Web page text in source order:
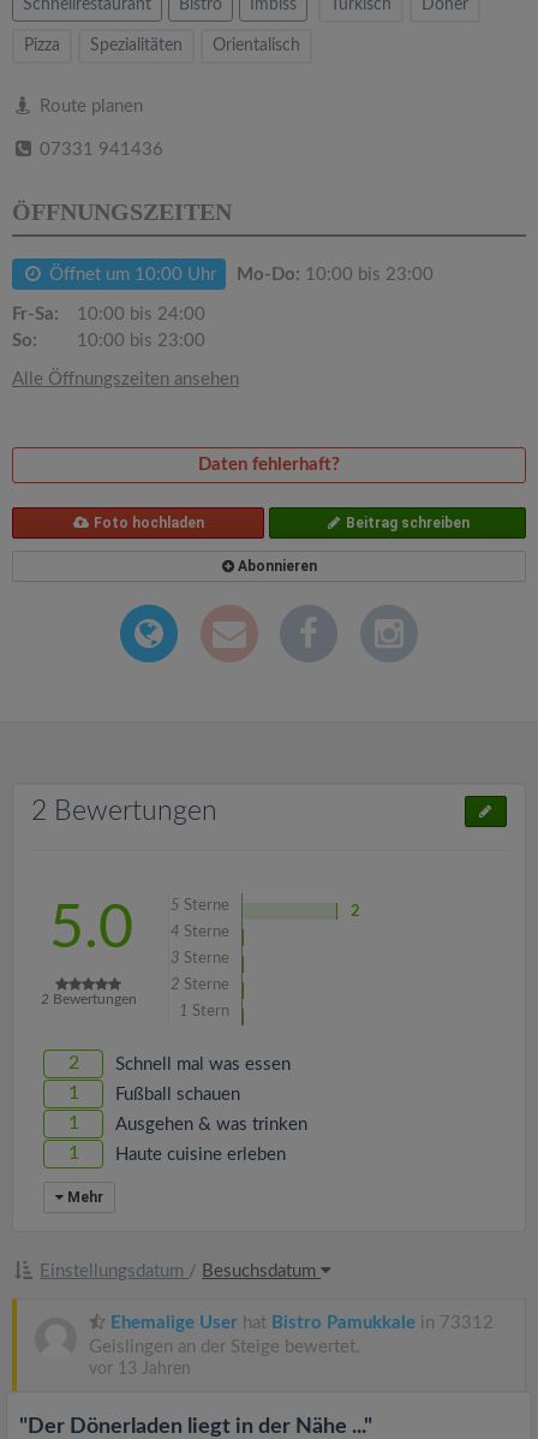
Schnellrestaurant Bistro Imbiss Türkisch Döner
Pizza Spezialitäten Orientalisch
Route planen
07331 941436
ÖFFNUNGSZEITEN
Öffnet um 10:00 Uhr Mo-Do: 10:00 bis 23:00
Fr-Sa:
10:00 bis 24:00
So:
10:00 bis 23:00
Alle Öffnungszeiten ansehen
Daten fehlerhaft?
Foto hochladen Beitrag schreiben
Abonnieren
2 Bewertungen
5.0
2 Bewertungen
5 Sterne
2
4 Sterne
3 Sterne
2 Sterne
1 Stern
2 Schnell mal was essen
1 Fußball schauen
1 Ausgehen & was trinken
1 Haute cuisine erleben
Mehr
Einstellungsdatum / Besuchsdatum
Ehemalige User hat Bistro Pamukkale in 73312
Geislingen an der Steige bewertet.
vor 13 Jahren
"Der Dönerladen liegt in der Nähe ..."
t
i
o
n